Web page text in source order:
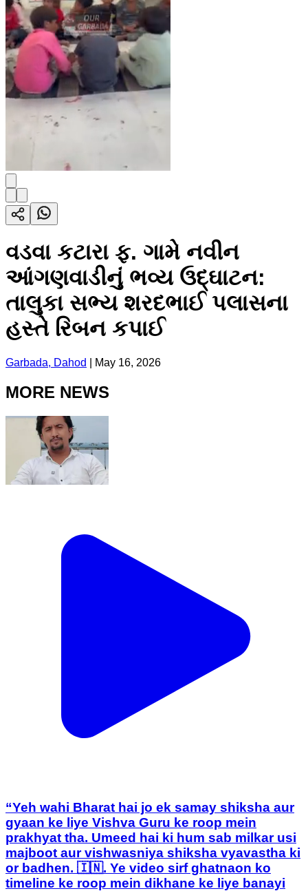
વડવા કટારા ફ. ગામે નવીન
આંગણવાડીનું ભવ્ય ઉદ્ઘાટન:
તાલુકા સભ્ય શરદભાઈ પલાસના
હસ્તે રિબન કપાઈ
Garbada, Dahod May 16, 2026
MORE NEWS
“Yeh wahi Bharat hai jo ek samay shiksha aur
gyaan ke liye Vishva Guru ke roop mein
prakhyat tha. Umeed hai ki hum sab milkar usi
majboot aur vishwasniya shiksha vyavastha ki
or badhen. 🇮🇳. Ye video sirf ghatnaon ko
timeline ke roop mein dikhane ke liye banayi